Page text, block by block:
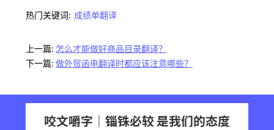
热门关键词: 成绩单翻译
上一篇: 怎么才能做好商品目录翻译？
下一篇: 做外贸函电翻译时都应该注意哪些？
咬文嚼字｜锱铢必较 是我们的态度